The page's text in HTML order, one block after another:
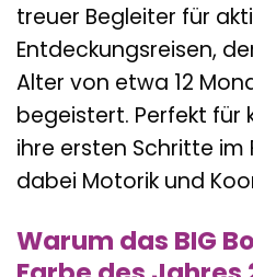
treuer Begleiter für
Entdeckungsreisen,
Alter von etwa 12
begeistert. Perfekt für
ihre ersten Schritte
dabei Motorik und
Warum das BIG